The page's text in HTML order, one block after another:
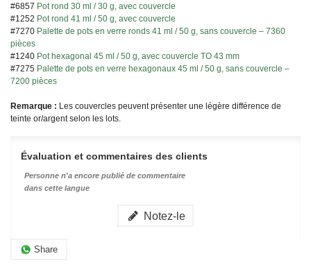
#6857 Pot rond 30 ml / 30 g, avec couvercle
#1252 Pot rond 41 ml / 50 g, avec couvercle
#7270 Palette de pots en verre ronds 41 ml / 50 g, sans couvercle – 7360
pièces
#1240 Pot hexagonal 45 ml / 50 g, avec couvercle TO 43 mm
#7275 Palette de pots en verre hexagonaux 45 ml / 50 g, sans couvercle –
7200 pièces
Remarque : Les couvercles peuvent présenter une légère différence de
teinte or/argent selon les lots.
Évaluation et commentaires des clients
Personne n'a encore publié de commentaire
dans cette langue
Notez-le
Share